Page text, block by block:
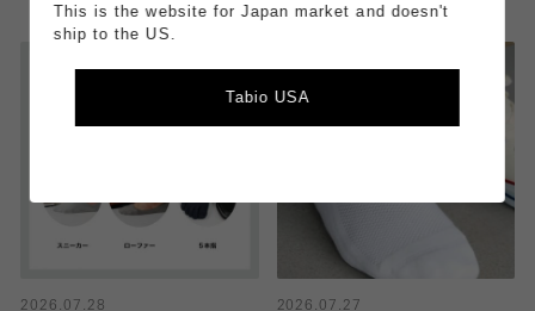
2026.07.28
2026.07.27
This is the website for Japan market and doesn't
ship to the US.
Tabio USA